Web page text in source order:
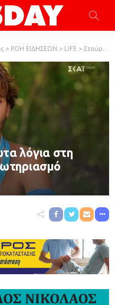
> ΡΟΗ ΕΙΔΗΣΕΩΝ > LIFE > Σταύρος Φλώρος: Τα πρώτα λόγια στη μητέρα του μετά τον ακρωτηριασμό
λόγια στη